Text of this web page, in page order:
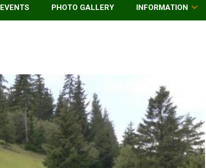
EVENTS PHOTO GALLERY INFORMATION